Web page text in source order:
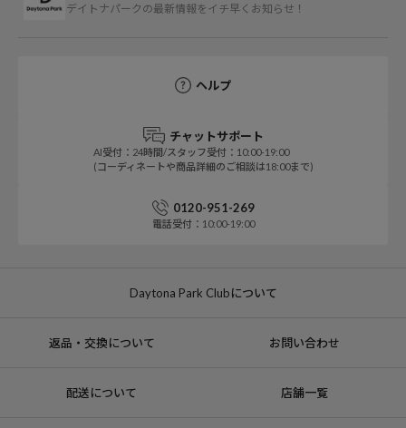
デイトナパークの最新情報をイチ早くお知らせ！
ヘルプ
チャットサポート
AI受付：24時間/スタッフ受付：10:00-19:00
(コーディネートや商品詳細のご相談は18:00まで)
0120-951-269
電話受付：10:00-19:00
Daytona Park Clubについて
返品・交換について お問い合わせ
配送について 店舗一覧